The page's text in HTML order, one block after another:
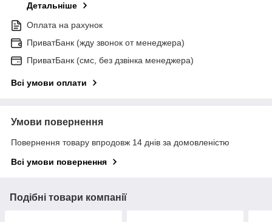
Детальніше
Оплата на рахунок
ПриватБанк (жду звонок от менеджера)
ПриватБанк (смс, без дзвінка менеджера)
Всі умови оплати
Умови повернення
Повернення товару впродовж 14 днів за домовленістю
Всі умови повернення
Подібні товари компанії